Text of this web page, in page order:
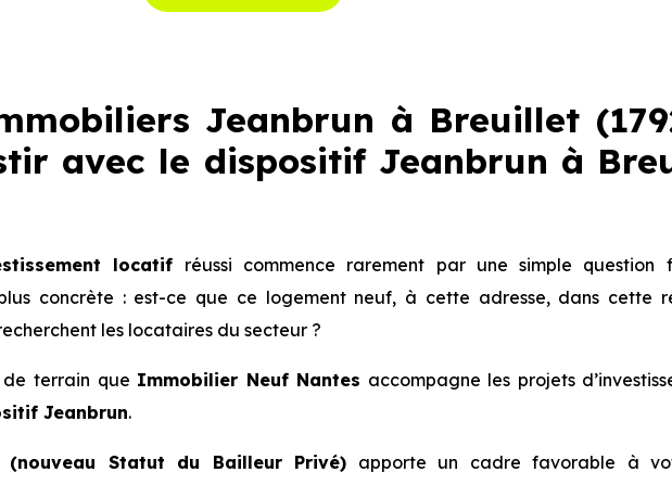
Jeanbrun à Breuillet
avec le dispositif Jeanbrun à
locatif réussi commence rarement par une simple question
concrète : est-ce que ce logement neuf, à cette adresse, dans cette
les locataires du secteur ?
terrain que Immobilier Neuf Nantes accompagne les projets
Jeanbrun.
(nouveau Statut du Bailleur Privé) apporte un cadre favorable à